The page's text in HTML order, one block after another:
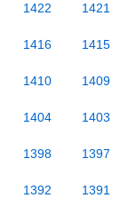
1422 1421
1416 1415
1410 1409
1404 1403
1398 1397
1392 1391